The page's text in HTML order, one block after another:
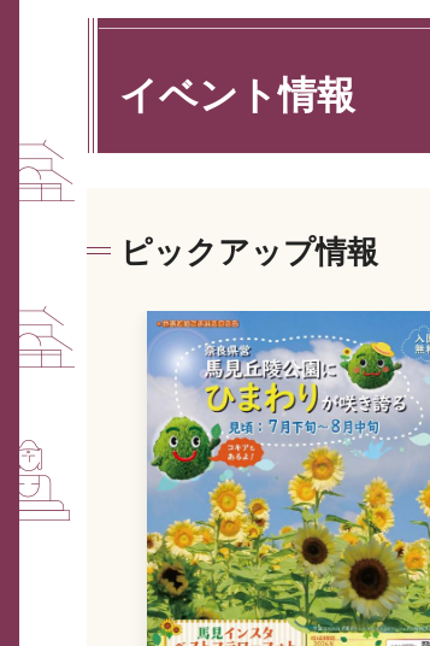
イベント情報
ピックアップ情報